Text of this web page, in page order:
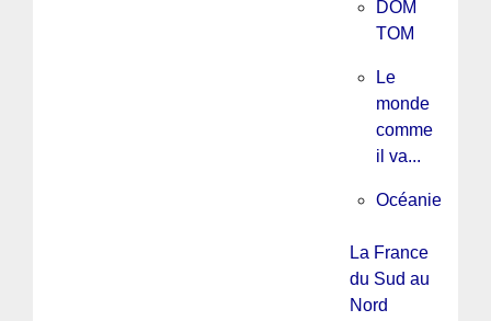
DOM
TOM
Le
monde
comme
il va...
Océanie
La France
du Sud au
Nord